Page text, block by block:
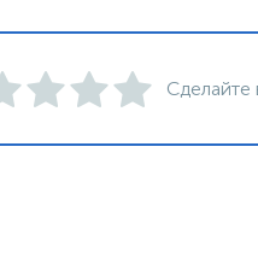
Сделайте